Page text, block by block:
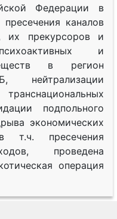
Федерации в
каналов
их прекурсоров и
и
в регион
нейтрализации
подпольного
экономических
т.ч. пресечения
проведена
операция